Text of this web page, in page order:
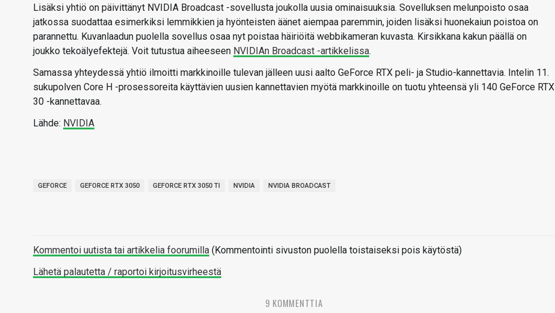
Lisäksi yhtiö on päivittänyt NVIDIA Broadcast -sovellusta joukolla uusia ominaisuuksia. Sovelluksen melunpoisto osaa
jatkossa suodattaa esimerkiksi lemmikkien ja hyönteisten äänet aiempaa paremmin, joiden lisäksi huonekaiun poistoa on
parannettu. Kuvanlaadun puolella sovellus osaa nyt poistaa häiriöitä webbikameran kuvasta. Kirsikkana kakun päällä on
joukko tekoälyefektejä. Voit tutustua aiheeseen NVIDIAn Broadcast -artikkelissa.
Samassa yhteydessä yhtiö ilmoitti markkinoille tulevan jälleen uusi aalto GeForce RTX peli- ja Studio-kannettavia. Intelin 11.
sukupolven Core H -prosessoreita käyttävien uusien kannettavien myötä markkinoille on tuotu yhteensä yli 140 GeForce RTX
30 -kannettavaa.
Lähde: NVIDIA
GEFORCE GEFORCE RTX 3050 GEFORCE RTX 3050 TI NVIDIA NVIDIA BROADCAST
Kommentoi uutista tai artikkelia foorumilla (Kommentointi sivuston puolella toistaiseksi pois käytöstä)
Lähetä palautetta / raportoi kirjoitusvirheestä
9 KOMMENTTIA